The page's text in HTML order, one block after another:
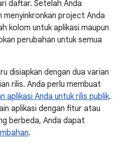
daftar. Setelah Anda
menyinkronkan project Anda
kolom untuk aplikasi maupun
perubahan untuk semua
disiapkan dengan dua varian
rilis. Anda perlu membuat
aplikasi Anda untuk rilis publik.
aplikasi dengan fitur atau
berbeda, Anda dapat
.